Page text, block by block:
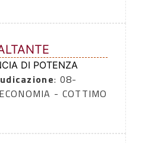
DI POTENZA
: 08-
- COTTIMO